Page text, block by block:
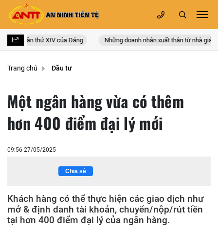
quốc lần thứ XIV của Đảng Những doanh nhân xuất thân từ nhà giáo
Trang chủ Đầu tư
Một ngân hàng vừa có thêm
hơn 400 điểm đại lý mới
09:56 27/05/2025
Chia sẻ
Khách hàng có thể thực hiện các giao dịch như
mở & định danh tài khoản, chuyển/nộp/rút tiền
tại hơn 400 điểm đại lý của ngân hàng.